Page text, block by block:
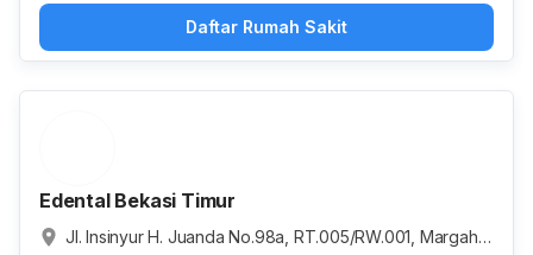
Daftar Rumah Sakit
Edental Bekasi Timur
Jl. Insinyur H. Juanda No.98a, RT.005/RW.001, Margaha